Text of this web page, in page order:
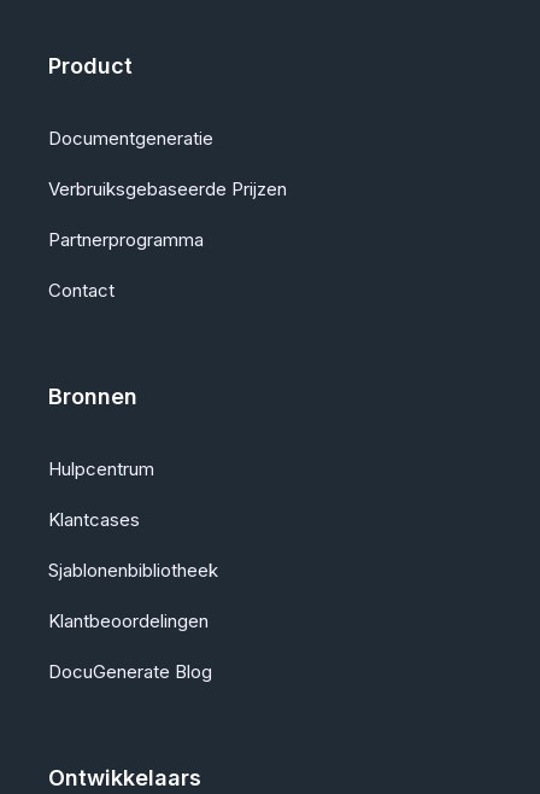
Product
Documentgeneratie
Verbruiksgebaseerde Prijzen
Partnerprogramma
Contact
Bronnen
Hulpcentrum
Klantcases
Sjablonenbibliotheek
Klantbeoordelingen
DocuGenerate Blog
Ontwikkelaars